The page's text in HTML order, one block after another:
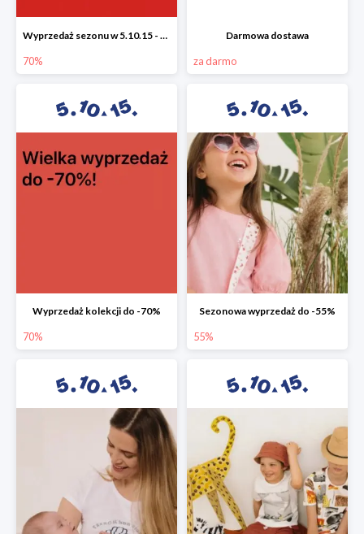
Wyprzedaż sezonu w 5.10.15 - cały asortyment -70%
70%
Darmowa dostawa
za darmo
Wyprzedaż kolekcji do -70%
70%
Sezonowa wyprzedaż do -55%
55%